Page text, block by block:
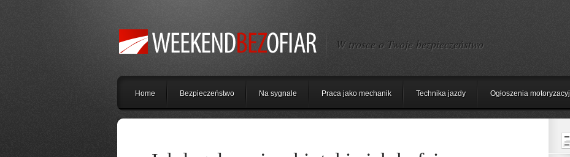
W trosce o Twoje bezpieczeństwo
Home Bezpieczeństwo Na sygnale Praca jako mechanik Technika jazdy Ogłoszenia